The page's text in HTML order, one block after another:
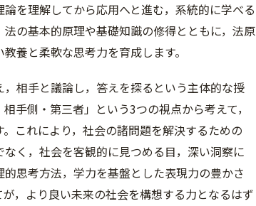
を理解してから応用へと進む，系統的に学べる
法の基本的原理や基礎知識の修得とともに，法原
養と柔軟な思考力を育成します。
，相手と議論し，答えを探るという主体的な授
手側・第三者」という3つの視点から考えて，
これにより，社会の諸問題を解決するための
なく，社会を客観的に見つめる目，深い洞察に
思考方法，学力を基盤とした表現力の豊かさ
，より良い未来の社会を構想する力となるはず